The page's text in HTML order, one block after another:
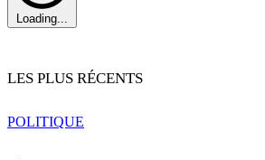
Loading...
LES PLUS RÉCENTS
POLITIQUE